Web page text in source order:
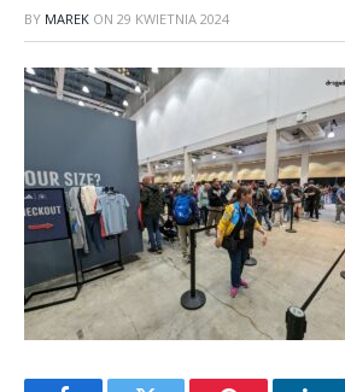
BY MAREK ON 29 KWIETNIA 2024